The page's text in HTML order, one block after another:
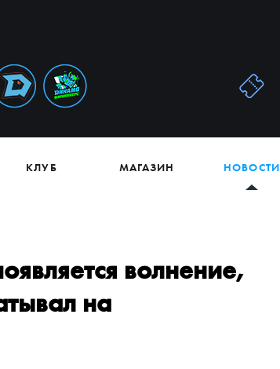
КЛУБ МАГАЗИН НОВОСТИ
волнение,
на